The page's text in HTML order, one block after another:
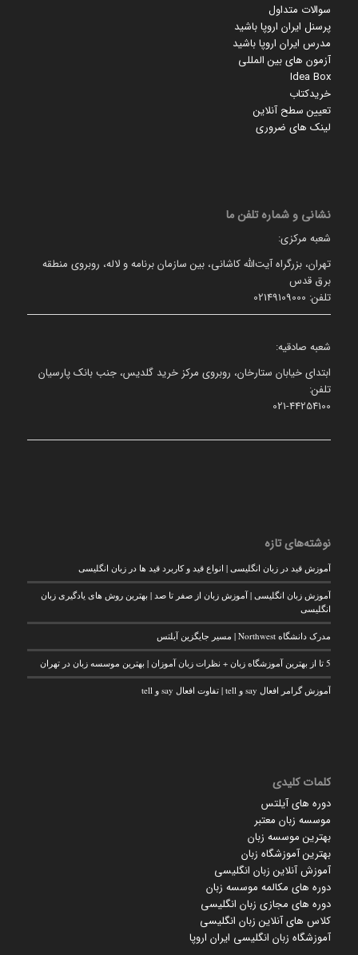
سوالات متداول
پرسنل ایران اروپا باشید
مدرس ایران اروپا باشید
آزمون های بین المللی
Idea Box
خریدکتاب
تعیین سطح آنلاین
لینک های ضروری
نشانی و شماره تلفن ما
شعبه مرکزی:
تهران، بزرگراه آیت‌الله کاشانی، بین سازمان برنامه و لاله، روبروی منطقه
برق قدس
تلفن: 02149109000
شعبه صادقیه:
ابتدای خیابان ستارخان، روبروی مرکز خرید گلدیس، جنب بانک پارسیان
تلفن:
021-44254100
نوشته‌های تازه
آموزش قید در زبان انگلیسی | انواع قید و کاربرد قید ها در زبان انگلیسی
آموزش زبان انگلیسی | آموزش زبان از صفر تا صد | بهترین روش های یادگیری زبان
انگلیسی
مدرک دانشگاه Northwest | مسیر جایگزین آیلتس
5 تا از بهترین آموزشگاه زبان + نظرات زبان آموزان | بهترین موسسه زبان در تهران
آموزش گرامر افعال say و tell | تفاوت افعال say و tell
کلمات کلیدی
دوره های آیلتس
موسسه زبان معتبر
بهترین موسسه زبان
بهترین آموزشگاه زبان
آموزش آنلاین زبان انگلیسی
دوره های مکالمه موسسه زبان
دوره های مجازی زبان انگلیسی
کلاس های آنلاین زبان انگلیسی
آموزشگاه زبان انگلیسی ایران اروپا